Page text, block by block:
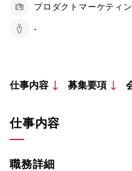
プロダクトマーケティ
-
仕事内容 募集要項
仕事内容
職務詳細